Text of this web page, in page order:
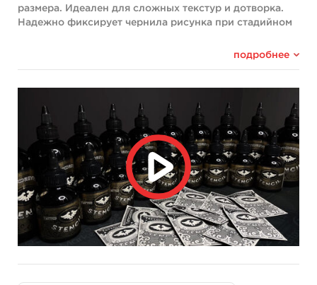
размера. Идеален для сложных текстур и дотворка.
Надежно фиксирует чернила рисунка при стадийном
на коже насыщенный оттиск, устойчивый к стиранию
при длительных сеансах.
Цвет:
При нанесении на кожу гель прозрачный, бесцветный.
Продукт сертифицирован. Номер декларации о
соответствии: ЕАЭС N RU Д-RU.ТР06.B.04383/19
Ингредиенты
Aloe Barbadensis Leaf Extract - Увлажняет
подробнее